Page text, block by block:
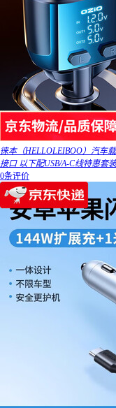
徕本（HELLOLEIBOO）汽车
接口 以下配USB/A-C线特惠套
0条评价